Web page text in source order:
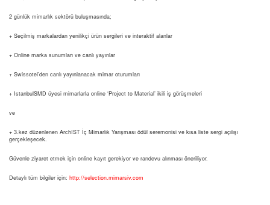
2 günlük mimarlık sektörü buluşmasında;
+ Seçilmiş markalardan yenilikçi ürün sergileri ve interaktif alanlar
+ Online marka sunumları ve canlı yayınlar
+ Swissotel’den canlı yayınlanacak mimar oturumları
+ IstanbulSMD üyesi mimarlarla online ‘Project to Material’ ikili iş görüşmeleri
ve
+ 3.kez düzenlenen ArchIST İç Mimarlık Yarışması ödül seremonisi ve kısa liste sergi açılışı
gerçekleşecek.
Güvenle ziyaret etmek için online kayıt gerekiyor ve randevu alınması öneriliyor.
Detaylı tüm bilgiler için: http://selection.mimarsiv.com